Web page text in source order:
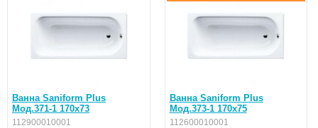
Ванна Saniform Plus
Мод.371-1 170х73
112900010001
Ванна Saniform Plus
Мод.373-1 170х75
112600010001